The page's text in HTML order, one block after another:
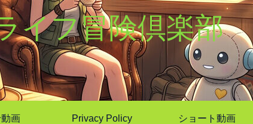
イフ冒険倶楽部
画 Privacy Policy ショート動画